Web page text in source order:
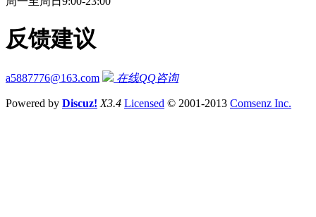
反馈建议
a5887776@163.com 在线QQ咨询
Powered by Discuz! X3.4 Licensed © 2001-2013 Comsenz Inc.